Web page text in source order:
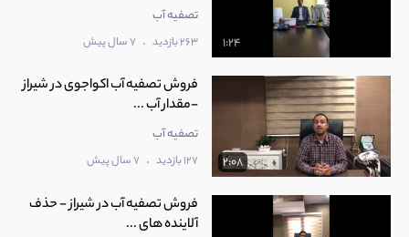
1:24
تصفیه آب
263 بازدید . 7 سال پیش
2:08
فروش تصفیه آب اکواجوی در شیراز
-مقدار آب ...
تصفیه آب
127 بازدید . 7 سال پیش
فروش تصفیه آب در شیراز - حذف
آلاینده های ...